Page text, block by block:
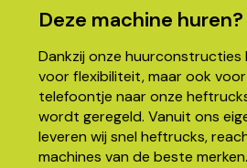
Deze machine huren?
Dankzij onze huurconstructies
voor flexibiliteit, maar ook voor
telefoontje naar onze
wordt geregeld. Vanuit ons
leveren wij snel heftrucks,
machines van de beste merken.